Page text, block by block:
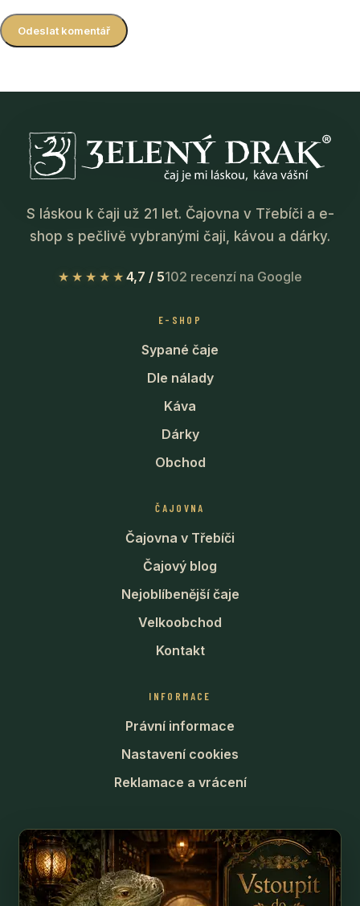
S láskou k čaji už 21 let. Čajovna v Třebíči a e-
shop s pečlivě vybranými čaji, kávou a dárky.
★★★★★ 4,7 / 5102 recenzí na Google
E-SHOP
Sypané čaje
Dle nálady
Káva
Dárky
Obchod
ČAJOVNA
Čajovna v Třebíči
Čajový blog
Nejoblíbenější čaje
Velkoobchod
Kontakt
INFORMACE
Právní informace
Nastavení cookies
Reklamace a vrácení